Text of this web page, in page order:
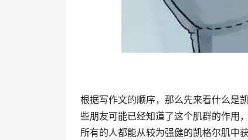
根据写作文的顺序，那么先来看什么是
些朋友可能已经知道了这个肌群的作用
所有的人都能从较为强健的凯格尔肌中获